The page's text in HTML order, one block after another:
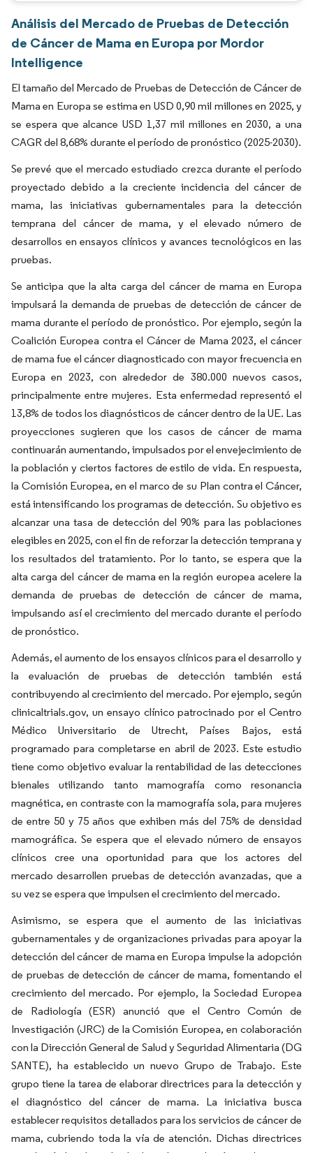
Análisis del Mercado de Pruebas de Detección
de Cáncer de Mama en Europa por Mordor
Intelligence
El tamaño del Mercado de Pruebas de Detección de Cáncer de
Mama en Europa se estima en USD 0,90 mil millones en 2025, y
se espera que alcance USD 1,37 mil millones en 2030, a una
CAGR del 8,68% durante el período de pronóstico (2025-2030).
Se prevé que el mercado estudiado crezca durante el período
proyectado debido a la creciente incidencia del cáncer de
mama, las iniciativas gubernamentales para la detección
temprana del cáncer de mama, y el elevado número de
desarrollos en ensayos clínicos y avances tecnológicos en las
pruebas.
Se anticipa que la alta carga del cáncer de mama en Europa
impulsará la demanda de pruebas de detección de cáncer de
mama durante el período de pronóstico. Por ejemplo, según la
Coalición Europea contra el Cáncer de Mama 2023, el cáncer
de mama fue el cáncer diagnosticado con mayor frecuencia en
Europa en 2023, con alrededor de 380.000 nuevos casos,
principalmente entre mujeres. Esta enfermedad representó el
13,8% de todos los diagnósticos de cáncer dentro de la UE. Las
proyecciones sugieren que los casos de cáncer de mama
continuarán aumentando, impulsados por el envejecimiento de
la población y ciertos factores de estilo de vida. En respuesta,
la Comisión Europea, en el marco de su Plan contra el Cáncer,
está intensificando los programas de detección. Su objetivo es
alcanzar una tasa de detección del 90% para las poblaciones
elegibles en 2025, con el fin de reforzar la detección temprana y
los resultados del tratamiento. Por lo tanto, se espera que la
alta carga del cáncer de mama en la región europea acelere la
demanda de pruebas de detección de cáncer de mama,
impulsando así el crecimiento del mercado durante el período
de pronóstico.
Además, el aumento de los ensayos clínicos para el desarrollo y
la evaluación de pruebas de detección también está
contribuyendo al crecimiento del mercado. Por ejemplo, según
clinicaltrials.gov, un ensayo clínico patrocinado por el Centro
Médico Universitario de Utrecht, Países Bajos, está
programado para completarse en abril de 2023. Este estudio
tiene como objetivo evaluar la rentabilidad de las detecciones
bienales utilizando tanto mamografía como resonancia
magnética, en contraste con la mamografía sola, para mujeres
de entre 50 y 75 años que exhiben más del 75% de densidad
mamográfica. Se espera que el elevado número de ensayos
clínicos cree una oportunidad para que los actores del
mercado desarrollen pruebas de detección avanzadas, que a
su vez se espera que impulsen el crecimiento del mercado.
Asimismo, se espera que el aumento de las iniciativas
gubernamentales y de organizaciones privadas para apoyar la
detección del cáncer de mama en Europa impulse la adopción
de pruebas de detección de cáncer de mama, fomentando el
crecimiento del mercado. Por ejemplo, la Sociedad Europea
de Radiología (ESR) anunció que el Centro Común de
Investigación (JRC) de la Comisión Europea, en colaboración
con la Dirección General de Salud y Seguridad Alimentaria (DG
SANTE), ha establecido un nuevo Grupo de Trabajo. Este
grupo tiene la tarea de elaborar directrices para la detección y
el diagnóstico del cáncer de mama. La iniciativa busca
establecer requisitos detallados para los servicios de cáncer de
mama, cubriendo toda la vía de atención. Dichas directrices